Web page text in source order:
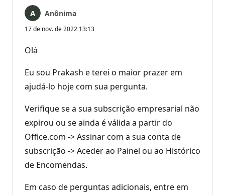
Anônima
17 de nov. de 2022 13:13
Olá
Eu sou Prakash e terei o maior prazer em
ajudá-lo hoje com sua pergunta.
Verifique se a sua subscrição empresarial não
expirou ou se ainda é válida a partir do
Office.com -> Assinar com a sua conta de
subscrição -> Aceder ao Painel ou ao Histórico
de Encomendas.
Em caso de perguntas adicionais, entre em